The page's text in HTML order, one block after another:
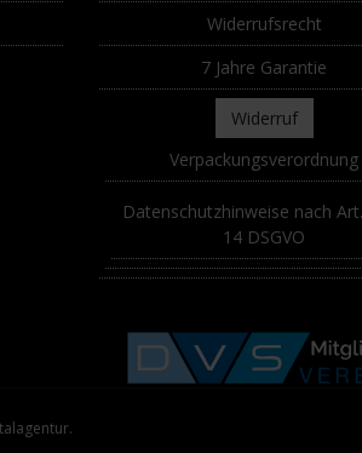
Widerrufsrecht
7 Jahre Garantie
Widerruf
Verpackungsverordnung
Datenschutzhinweise nach
14 DSGVO